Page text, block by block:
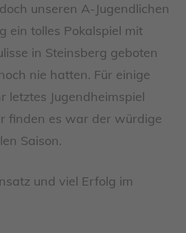
unseren A-Jugendlichen
ein tolles Pokalspiel mit
in Steinsberg geboten
nie hatten. Für einige
letztes Jugendheimspiel
finden es war der würdige
Saison.
und viel Erfolg im